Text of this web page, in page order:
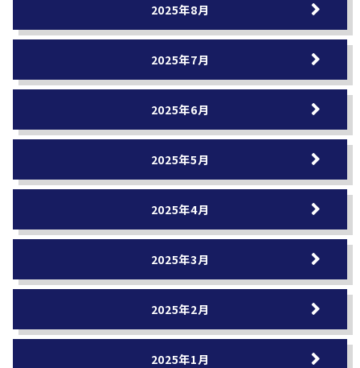
2025年8月
2025年7月
2025年6月
2025年5月
2025年4月
2025年3月
2025年2月
2025年1月